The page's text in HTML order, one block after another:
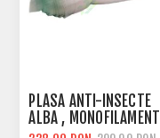
PLASA ANTI-INSECTE
ALBA , MONOFILAMENT